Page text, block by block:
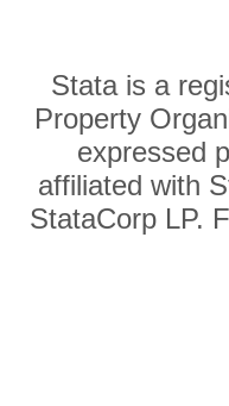
Stata is a
Property
expressed
affiliated with
StataCorp LP.